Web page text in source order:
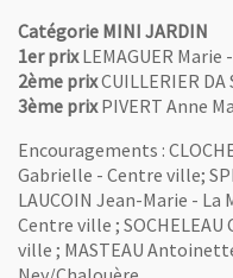
Catégorie MINI JARDIN
1er prixLEMAGUER Marie
2ème prixCUILLERIER DA
3ème prixPIVERT Anne
Encouragements :
Gabrielle - Centre ville;
LAUCOIN Jean-Marie - La
Centre ville ;
ville ; MASTEAU